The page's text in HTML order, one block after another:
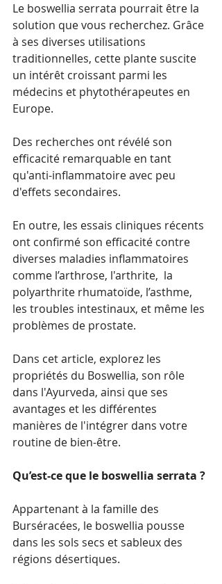
Le boswellia serrata pourrait être la
solution que vous recherchez. Grâce
à ses diverses utilisations
traditionnelles, cette plante suscite
un intérêt croissant parmi les
médecins et phytothérapeutes en
Europe.
Des recherches ont révélé son
efficacité remarquable en tant
qu'anti-inflammatoire avec peu
d'effets secondaires.
En outre, les essais cliniques récents
ont confirmé son efficacité contre
diverses maladies inflammatoires
comme l’arthrose, l'arthrite,  la
polyarthrite rhumatoïde, l’asthme,
les troubles intestinaux, et même les
problèmes de prostate.
Dans cet article, explorez les
propriétés du Boswellia, son rôle
dans l'Ayurveda, ainsi que ses
avantages et les différentes
manières de l'intégrer dans votre
routine de bien-être.
Qu’est-ce que le boswellia serrata ?
Appartenant à la famille des
Burséracées, le boswellia pousse
dans les sols secs et sableux des
régions désertiques.